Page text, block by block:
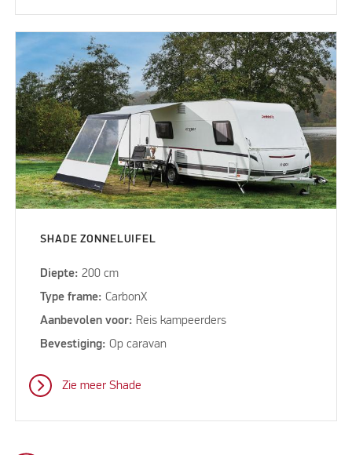
SHADE ZONNELUIFEL
Diepte:200 cm
Type frame:CarbonX
Aanbevolen voor: Reis kampeerders
Bevestiging:Op caravan
Zie meer Shade